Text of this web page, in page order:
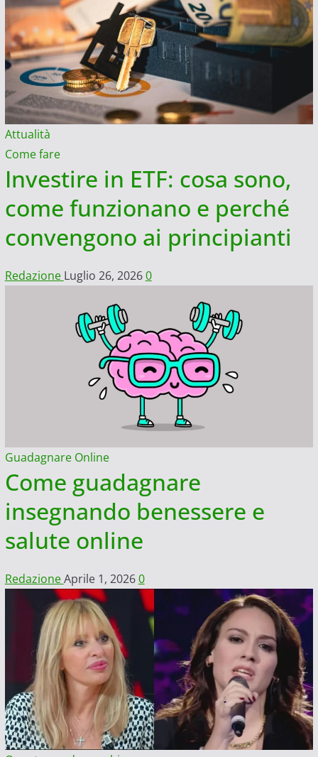
Attualità
Come fare
Investire in ETF: cosa sono,
come funzionano e perché
convengono ai principianti
Redazione Luglio 26, 20260
Guadagnare Online
Come guadagnare
insegnando benessere e
salute online
RedazioneAprile 1, 20260